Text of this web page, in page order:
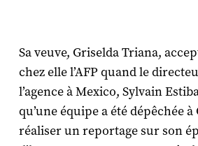
Sa veuve, Griselda Triana,
chez elle l’AFP quand le
l’agence à Mexico, Sylvain
qu’une équipe a été dépêchée
réaliser un reportage sur son